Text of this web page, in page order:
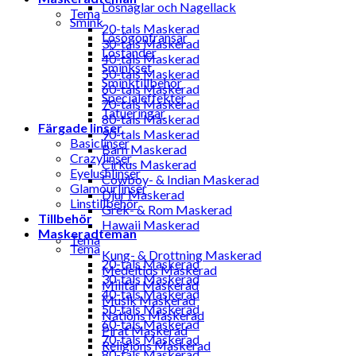
Tema
20-tals Maskerad
30-tals Maskerad
40-tals Maskerad
50-tals Maskerad
60-tals Maskerad
70-tals Maskerad
80-tals Maskerad
90-tals Maskerad
Barn Maskerad
Cirkus Maskerad
Cowboy- & Indian Maskerad
Djur Maskerad
Grek- & Rom Maskerad
Hawaii Maskerad
Tema
Kung- & Drottning Maskerad
Medeltids Maskerad
Militär Maskerad
Musik Maskerad
Nations Maskerad
Pirat Maskerad
Religions Maskerad
Lösnaglar och Nagellack
Smink
Lösögonfransar
Löständer
Sminkset
Sminktillbehör
Specialeffekter
Tatueringar
Färgade linser
Basiclinser
Crazylinser
Eyelushlinser
Glamourlinser
Linstillbehör
Tillbehör
Maskeradteman
Tema
20-tals Maskerad
30-tals Maskerad
40-tals Maskerad
50-tals Maskerad
60-tals Maskerad
70-tals Maskerad